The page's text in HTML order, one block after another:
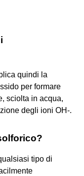
quindi la
per formare
sciolta in acqua,
degli ioni OH-.
tipo di